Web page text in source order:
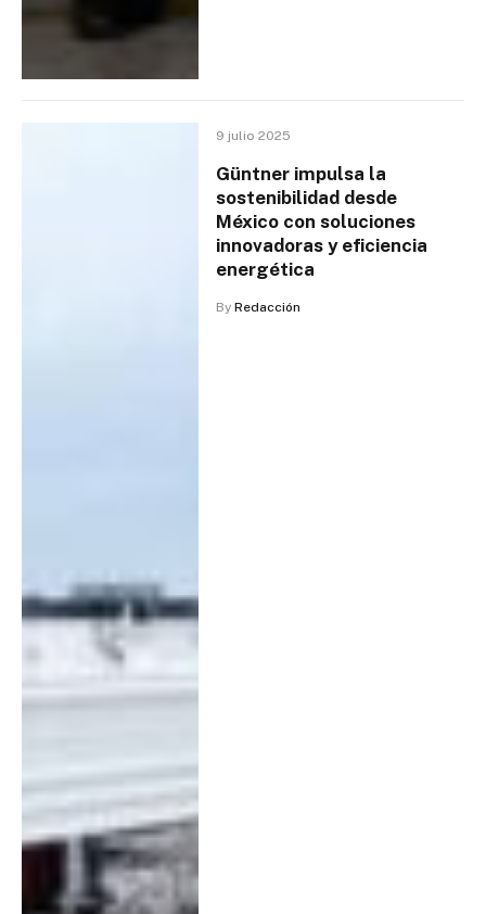
9 julio 2025
Güntner impulsa la
sostenibilidad desde
México con soluciones
innovadoras y eficiencia
energética
By Redacción